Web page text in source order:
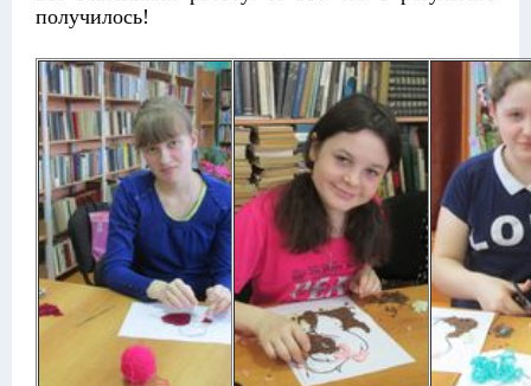
получилось!